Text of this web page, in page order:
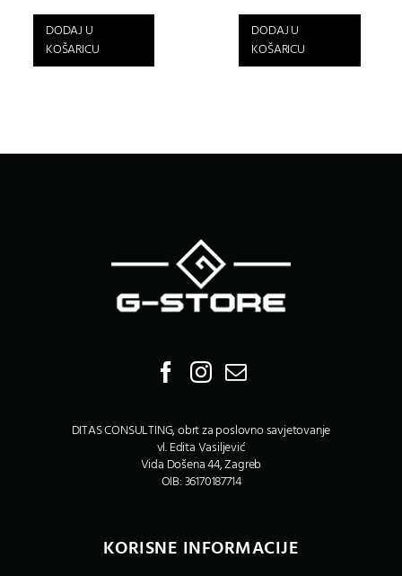
DODAJ U
KOŠARICU
DODAJ U
KOŠARICU
DITAS CONSULTING, obrt za poslovno savjetovanje
vl. Edita Vasiljević
Vida Došena 44, Zagreb
OIB: 36170187714
KORISNE INFORMACIJE